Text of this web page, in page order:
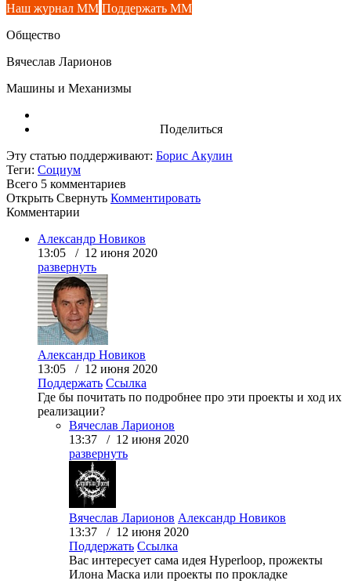
Наш журнал ММ Поддержать ММ
Общество
Вячеслав Ларионов
Машины и Механизмы
Поделиться
Эту статью поддерживают: Борис Акулин
Теги: Социум
Всего 5 комментариев
Открыть Свернуть Комментировать
Комментарии
Александр Новиков
13:05 / 12 июня 2020
развернуть
Александр Новиков
13:05 / 12 июня 2020
Поддержать Ссылка
Где бы почитать по подробнее про эти проекты и ход их
реализации?
Вячеслав Ларионов
13:37 / 12 июня 2020
развернуть
Вячеслав Ларионов Александр Новиков
13:37 / 12 июня 2020
Поддержать Ссылка
Вас интересует сама идея Hyperloop, прожекты
Илона Маска или проекты по прокладке